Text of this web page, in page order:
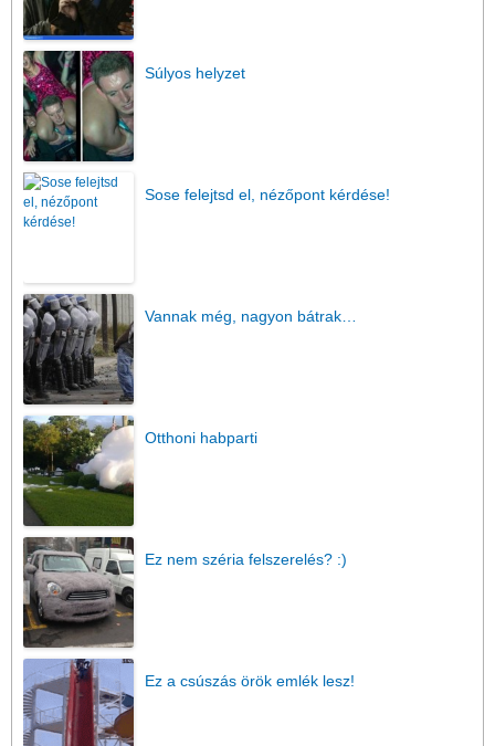
Súlyos helyzet
Sose felejtsd el, nézőpont kérdése!
Vannak még, nagyon bátrak…
Otthoni habparti
Ez nem széria felszerelés? :)
Ez a csúszás örök emlék lesz!